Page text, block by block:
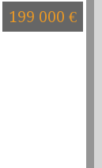
199 000 €